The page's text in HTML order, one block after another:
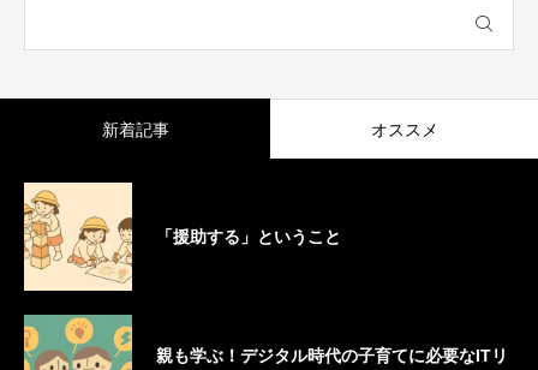
新着記事 オススメ
「援助する」ということ
親も学ぶ！デジタル時代の子育てに必要なITリ